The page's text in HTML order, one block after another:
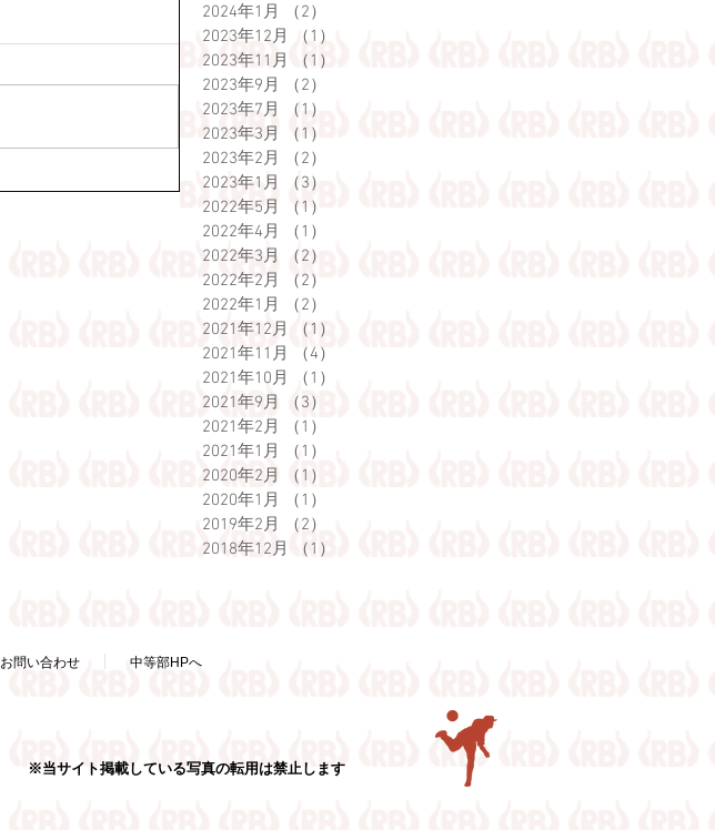
2024年1月
（2）
2023年12月
（1）
2023年11月
（1）
2023年9月
（2）
2023年7月
（1）
2023年3月
（1）
2023年2月
（2）
2023年1月
（3）
2022年5月
（1）
2022年4月
（1）
2022年3月
（2）
2022年2月
（2）
2022年1月
（2）
2021年12月
（1）
2021年11月
（4）
2021年10月
（1）
2021年9月
（3）
2021年2月
（1）
2021年1月
（1）
2020年2月
（1）
2020年1月
（1）
2019年2月
（2）
2018年12月
（1）
お問い合わせ 中等部HPへ
※当サイト掲載している写真の転用は禁止します